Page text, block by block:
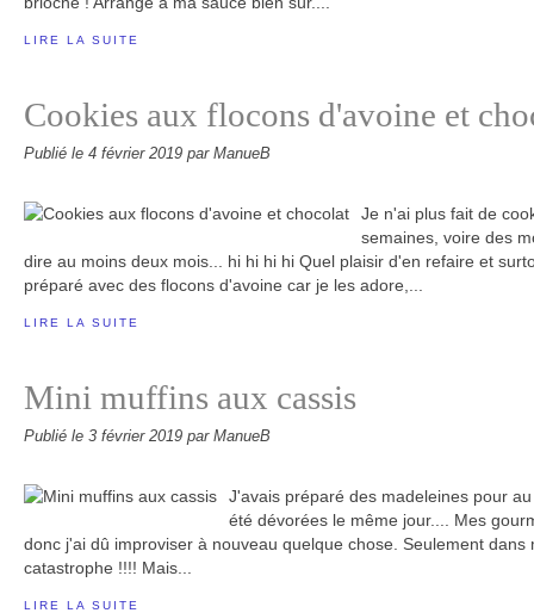
LIRE LA SUITE
Cookies aux flocons d'avoine et
Publié le 4 février 2019 par ManueB
Je n'ai plus fait de
semaines, voire des
dire au moins deux mois... hi hi hi hi Quel plaisir d'en refaire et
préparé avec des flocons d'avoine car je les adore,...
LIRE LA SUITE
Mini muffins aux cassis
Publié le 3 février 2019 par ManueB
J'avais préparé des madeleines pour
été dévorées le même jour.... Mes
donc j'ai dû improviser à nouveau quelque chose. Seulement
catastrophe !!!! Mais...
LIRE LA SUITE